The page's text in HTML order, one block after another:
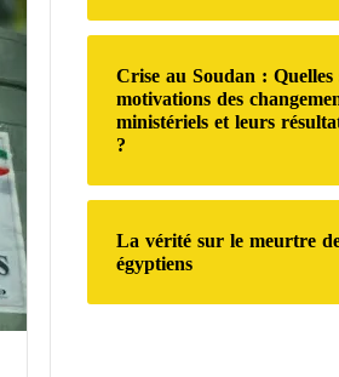
Crise au Soudan :
motivations des
ministériels et leurs
?
La vérité sur le meurtre
égyptiens